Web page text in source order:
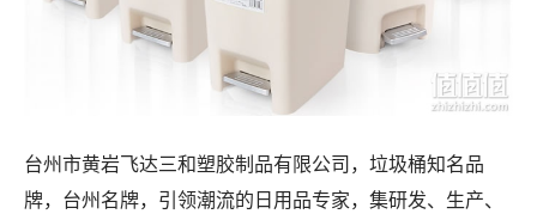
台州市黄岩飞达三和塑胶制品有限公司，垃圾桶知名品
牌，台州名牌，引领潮流的日用品专家，集研发、生产、